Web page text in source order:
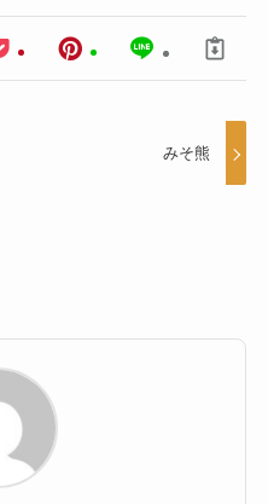
みそ熊